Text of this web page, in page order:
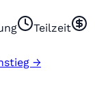
Teilzeit
→